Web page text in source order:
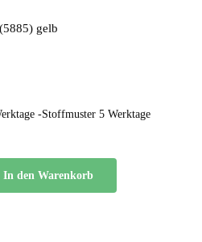
gelb
-Stoffmuster 5 Werktage
In den Warenkorb